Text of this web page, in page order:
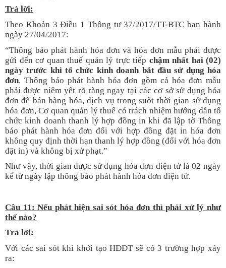
Trả lời:
Theo Khoản 3 Điều 1 Thông tư 37/2017/TT-BTC ban hành
ngày 27/04/2017:
“Thông báo phát hành hóa đơn và hóa đơn mẫu phải được
gửi đến cơ quan thuế quản lý trực tiếp chậm nhất hai (02)
ngày trước khi tổ chức kinh doanh bắt đầu sử dụng hóa
đơn. Thông báo phát hành hóa đơn gồm cả hóa đơn mẫu
phải được niêm yết rõ ràng ngay tại các cơ sở sử dụng hóa
đơn để bán hàng hóa, dịch vụ trong suốt thời gian sử dụng
hóa đơn, Cơ quan quản lý thuế có trách nhiệm hướng dẫn tổ
chức kinh doanh thanh lý hợp đồng in khi đã lập tờ Thông
báo phát hành hóa đơn đối với hợp đồng đặt in hóa đơn
không quy định thời hạn thanh lý hợp đồng (đối với hóa đơn
đặt in) và không bị xử phạt.”
Như vậy, thời gian được sử dụng hóa đơn điện tử là 02 ngày
kể từ ngày lập thông báo phát hành hóa đơn điện tử.
Câu 11: Nếu phát hiện sai sót hóa đơn thì phải xử lý như
thế nào?
Trả lời:
Với các sai sót khi khởi tạo HĐĐT sẽ có 3 trường hợp xảy
ra: